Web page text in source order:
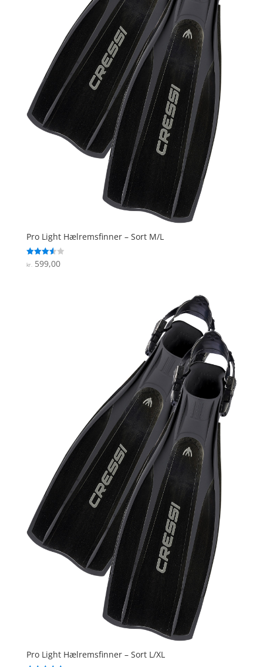
Pro Light Hælremsfinner – Sort M/L
Vurderet
3.6
kr. 599,00
Pro Light Hælremsfinner – Sort L/XL